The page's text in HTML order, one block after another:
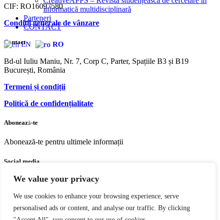
We value your privacy
We use cookies to enhance your browsing experience, serve
personalised ads or content, and analyse our traffic. By clicking
informatică multidisciplinară
Parteneri
CONTACT
EN RO
CIF: RO16097580
Condiții generale de vânzare
Contact
Bd-ul Iuliu Maniu, Nr. 7, Corp C, Parter, Spațiile B3 și B19
București, România
Termeni și condiții
Politică de confidențialitate
Abonează-te
Abonează-te pentru ultimele informații
Social media
FacebookYoutubeInstagram